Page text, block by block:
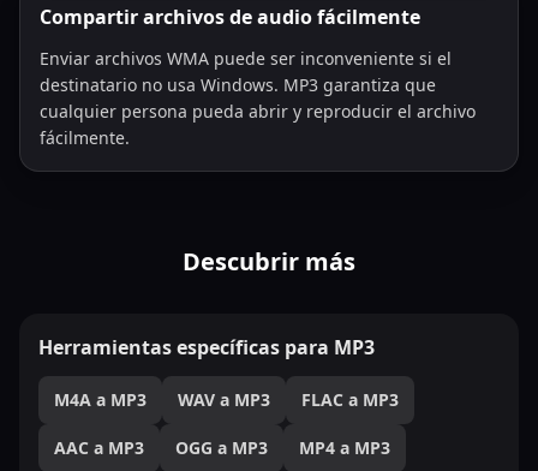
Compartir archivos de audio fácilmente
Enviar archivos WMA puede ser inconveniente si el
destinatario no usa Windows. MP3 garantiza que
cualquier persona pueda abrir y reproducir el archivo
fácilmente.
Descubrir más
Herramientas específicas para MP3
M4A a MP3 WAV a MP3 FLAC a MP3
AAC a MP3 OGG a MP3 MP4 a MP3